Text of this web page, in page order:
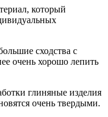
который
сходства с
очень хорошо лепить
глиняные изделия
очень твердыми.